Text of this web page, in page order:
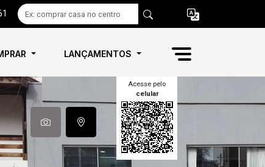
LANÇAMENTOS
Acesse pelo
celular